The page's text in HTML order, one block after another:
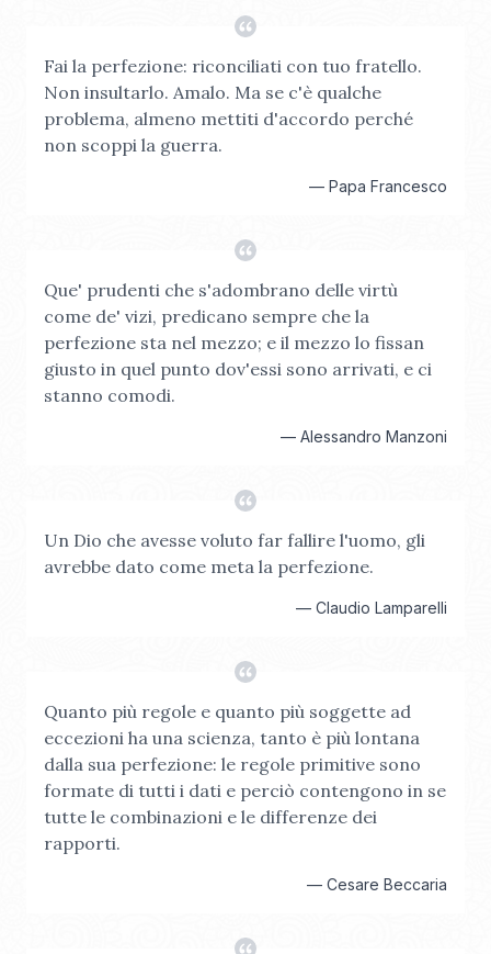
Fai la perfezione: riconciliati con tuo fratello.
Non insultarlo. Amalo. Ma se c'è qualche
problema, almeno mettiti d'accordo perché
non scoppi la guerra.
— Papa Francesco
Que' prudenti che s'adombrano delle virtù
come de' vizi, predicano sempre che la
perfezione sta nel mezzo; e il mezzo lo fissan
giusto in quel punto dov'essi sono arrivati, e ci
stanno comodi.
— Alessandro Manzoni
Un Dio che avesse voluto far fallire l'uomo, gli
avrebbe dato come meta la perfezione.
— Claudio Lamparelli
Quanto più regole e quanto più soggette ad
eccezioni ha una scienza, tanto è più lontana
dalla sua perfezione: le regole primitive sono
formate di tutti i dati e perciò contengono in se
tutte le combinazioni e le differenze dei
rapporti.
— Cesare Beccaria